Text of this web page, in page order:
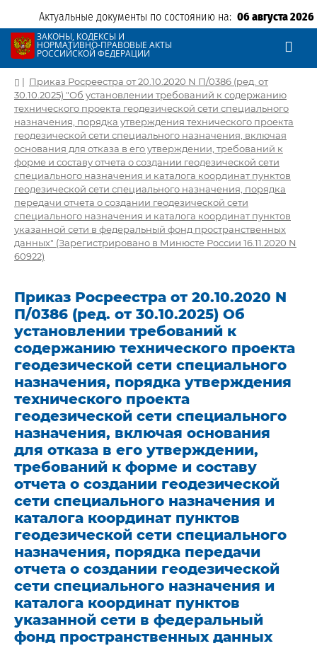
Актуальные документы по состоянию на: 06 августа 2026
ЗАКОНЫ, КОДЕКСЫ И
НОРМАТИВНО-ПРАВОВЫЕ АКТЫ
РОССИЙСКОЙ ФЕДЕРАЦИИ
| Приказ Росреестра от 20.10.2020 N П/0386 (ред. от
30.10.2025) "Об установлении требований к содержанию
технического проекта геодезической сети специального
назначения, порядка утверждения технического проекта
геодезической сети специального назначения, включая
основания для отказа в его утверждении, требований к
форме и составу отчета о создании геодезической сети
специального назначения и каталога координат пунктов
геодезической сети специального назначения, порядка
передачи отчета о создании геодезической сети
специального назначения и каталога координат пунктов
указанной сети в федеральный фонд пространственных
данных" (Зарегистрировано в Минюсте России 16.11.2020 N
60922)
Приказ Росреестра от 20.10.2020 N
П/0386 (ред. от 30.10.2025) Об
установлении требований к
содержанию технического проекта
геодезической сети специального
назначения, порядка утверждения
технического проекта
геодезической сети специального
назначения, включая основания
для отказа в его утверждении,
требований к форме и составу
отчета о создании геодезической
сети специального назначения и
каталога координат пунктов
геодезической сети специального
назначения, порядка передачи
отчета о создании геодезической
сети специального назначения и
каталога координат пунктов
указанной сети в федеральный
фонд пространственных данных